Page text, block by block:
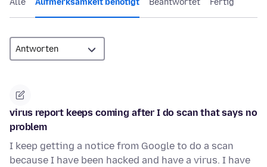
Alle Aufmerksamkeit benötigt Beantwortet Fertig
virus report keeps coming after I do scan that says no
problem
I keep getting a notice from Google to do a scan
because I have been hacked and have a virus. I have